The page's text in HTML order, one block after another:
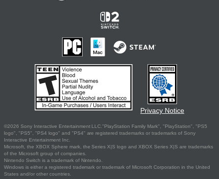
Privacy Notice
©2026 Sony Interactive Entertainment LLC."PlayStation Family Mark", "PlayStation", "PS5
logo", "PS5", "PS4 logo" and "PS4" are registered trademarks or trademarks of Sony
Interactive Entertainment Inc.
Microsoft, the XBOX Sphere mark, the Series X|S logo and XBOX Series X|S are trademarks
of the Microsoft group of companies.
Nintendo Switch is a trademark of Nintendo.
Windows is either a registered trademark or trademark of Microsoft Corporation in the United
States and/or other countries.